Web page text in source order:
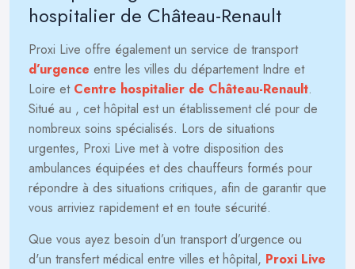
hospitalier de Château-Renault
Proxi Live offre également un service de transport
d’urgence entre les villes du département Indre et
Loire et Centre hospitalier de Château-Renault.
Situé au , cet hôpital est un établissement clé pour de
nombreux soins spécialisés. Lors de situations
urgentes, Proxi Live met à votre disposition des
ambulances équipées et des chauffeurs formés pour
répondre à des situations critiques, afin de garantir que
vous arriviez rapidement et en toute sécurité.
Que vous ayez besoin d’un transport d’urgence ou
d'un transfert médical entre villes et hôpital, Proxi Live